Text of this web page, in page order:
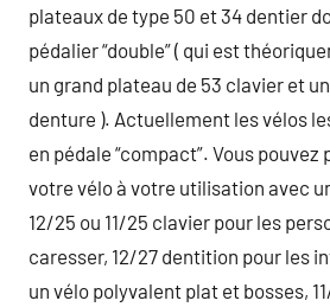
plateaux de type 50 et 34 dentier
pédalier “double” ( qui est
un grand plateau de 53 clavier et
denture ). Actuellement les vélos
en pédale “compact”. Vous
votre vélo à votre utilisation avec
12/25 ou 11/25 clavier pour les
caresser, 12/27 dentition pour les
un vélo polyvalent plat et bosses,